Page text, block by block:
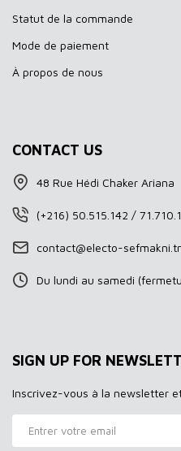
Statut de la commande
Mode de paiement
À propos de nous
CONTACT US
48 Rue Hédi Chaker Ariana
(+216) 50.515.142 /
contact@electo-
Du lundi au samedi
SIGN UP FOR
Inscrivez-vous à la newsletter